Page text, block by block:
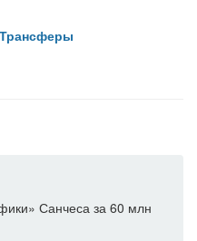
Трансферы
Санчеса за 60 млн